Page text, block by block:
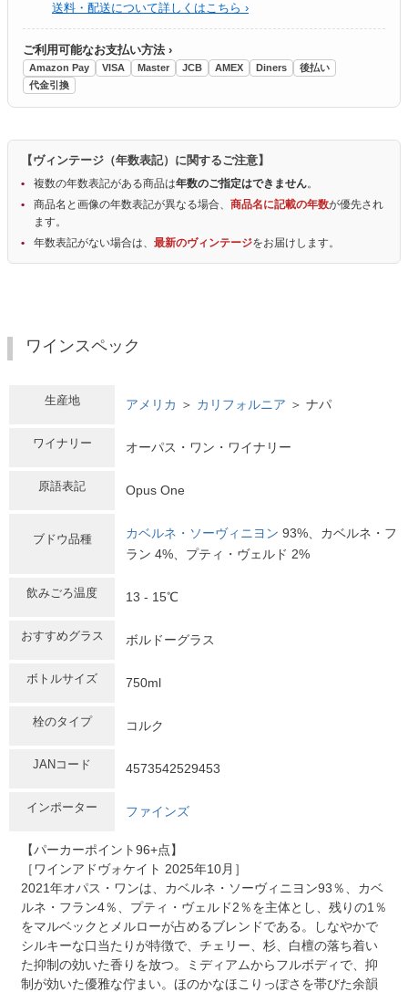
送料・配送について詳しくはこちら ›
ご利用可能なお支払い方法 ›
Amazon Pay VISA Master JCB AMEX Diners
後払い
代金引換
【ヴィンテージ（年数表記）に関するご注意】
複数の年数表記がある商品は年数のご指定はできません。
商品名と画像の年数表記が異なる場合、 商品名に記載の年数が優先され
ます。
年数表記がない場合は、 最新のヴィンテージをお届けします。
ワインスペック
生産地 アメリカ ＞ カリフォルニア ＞ ナパ
ワイナリー オーパス・ワン・ワイナリー
原語表記 Opus One
ブドウ品種 カベルネ・ソーヴィニヨン 93%、カベルネ・フ
ラン 4%、プティ・ヴェルド 2%
飲みごろ温度 13 - 15℃
おすすめグラス ボルドーグラス
ボトルサイズ 750ml
栓のタイプ コルク
JANコード 4573542529453
インポーター ファインズ
【パーカーポイント96+点】
［ワインアドヴォケイト 2025年10月］
2021年オパス・ワンは、カベルネ・ソーヴィニヨン93％、カベ
ルネ・フラン4％、プティ・ヴェルド2％を主体とし、残りの1％
をマルベックとメルローが占めるブレンドである。しなやかで
シルキーな口当たりが特徴で、チェリー、杉、白檀の落ち着い
た抑制の効いた香りを放つ。ミディアムからフルボディで、抑
制が効いた優雅な佇まい。ほのかなほこりっぽさを帯びた余韻